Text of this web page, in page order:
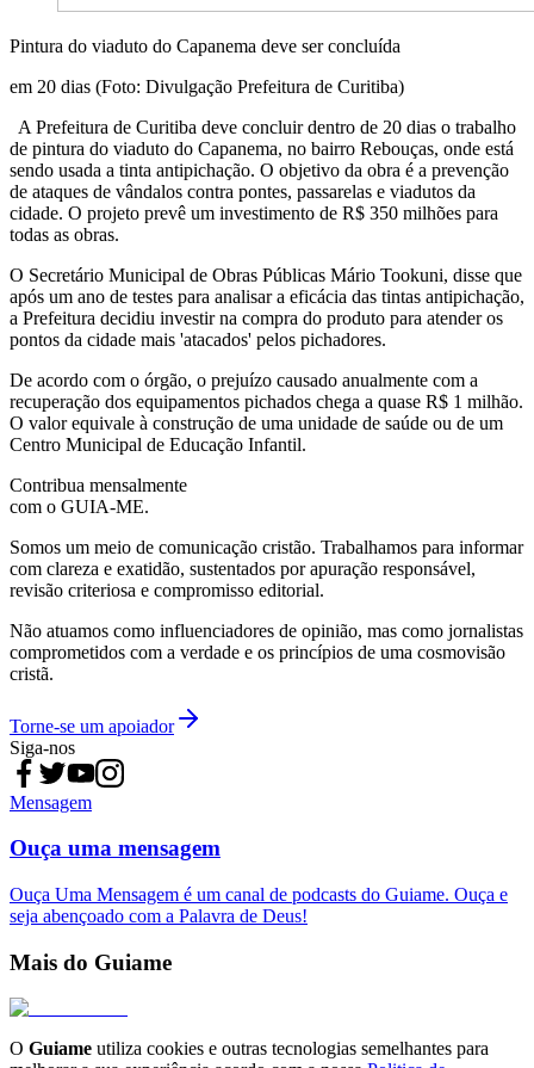
Pintura do viaduto do Capanema deve ser concluída
em 20 dias (Foto: Divulgação Prefeitura de Curitiba)
A Prefeitura de Curitiba deve concluir dentro de 20 dias o trabalho
de pintura do viaduto do Capanema, no bairro Rebouças, onde está
sendo usada a tinta antipichação. O objetivo da obra é a prevenção
de ataques de vândalos contra pontes, passarelas e viadutos da
cidade. O projeto prevê um investimento de R$ 350 milhões para
todas as obras.
O Secretário Municipal de Obras Públicas Mário Tookuni, disse que
após um ano de testes para analisar a eficácia das tintas antipichação,
a Prefeitura decidiu investir na compra do produto para atender os
pontos da cidade mais 'atacados' pelos pichadores.
De acordo com o órgão, o prejuízo causado anualmente com a
recuperação dos equipamentos pichados chega a quase R$ 1 milhão.
O valor equivale à construção de uma unidade de saúde ou de um
Centro Municipal de Educação Infantil.
Contribua mensalmente
com o GUIA-ME.
Somos um meio de comunicação cristão. Trabalhamos para informar
com clareza e exatidão, sustentados por apuração responsável,
revisão criteriosa e compromisso editorial.
Não atuamos como influenciadores de opinião, mas como jornalistas
comprometidos com a verdade e os princípios de uma cosmovisão
cristã.
Torne-se um apoiador
Siga-nos
Mensagem
Ouça uma mensagem
Ouça Uma Mensagem é um canal de podcasts do Guiame. Ouça e
seja abençoado com a Palavra de Deus!
Mais do Guiame
O Guiame utiliza cookies e outras tecnologias semelhantes para